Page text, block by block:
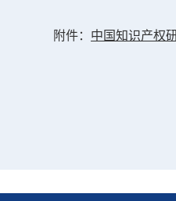
附件： 中国知识产权